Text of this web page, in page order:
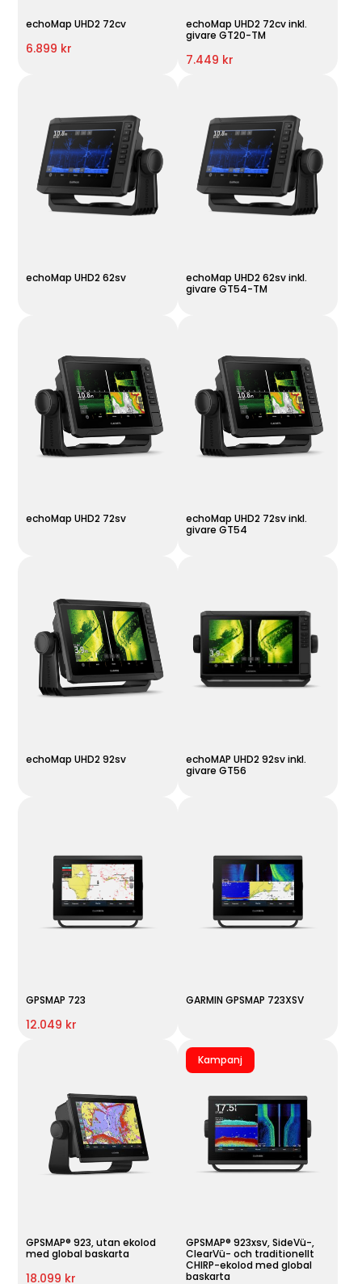
echoMap UHD2 72cv
6.899 kr
echoMap UHD2 72cv inkl.
givare GT20-TM
7.449 kr
echoMap UHD2 62sv
echoMap UHD2 62sv inkl.
givare GT54-TM
echoMap UHD2 72sv
echoMap UHD2 72sv inkl.
givare GT54
echoMap UHD2 92sv
echoMAP UHD2 92sv inkl.
givare GT56
GPSMAP 723
12.049 kr
GARMIN GPSMAP 723XSV
GPSMAP® 923, utan ekolod
med global baskarta
18.099 kr
Kampanj
GPSMAP® 923xsv, SideVü-,
ClearVü- och traditionellt
CHIRP-ekolod med global
baskarta